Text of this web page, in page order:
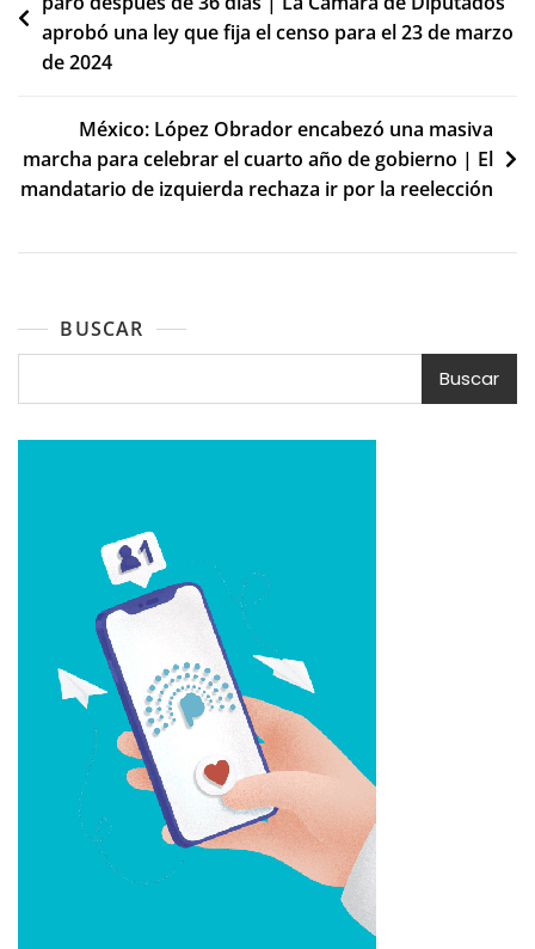
de
entradas
aprobó una ley que fija el censo para el 23 de marzo
de 2024
México: López Obrador encabezó una masiva
marcha para celebrar el cuarto año de gobierno | El
mandatario de izquierda rechaza ir por la reelección
BUSCAR
Buscar